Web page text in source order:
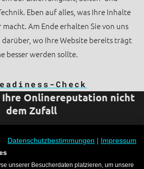
Eben auf alles, was Ihre Inhalte
Am Ende erhalten Sie von uns
wo Ihre Website bereits trägt
besser werden sollte.
Check
Ihre Onlinereputation nicht
dem Zufall
Ihr Unternehmen erzählen?
Wir sind Ihr Sparringspartner für
Datenschutzbestimmungen
Impressum
unserer Besucherdaten platzieren, um unsere